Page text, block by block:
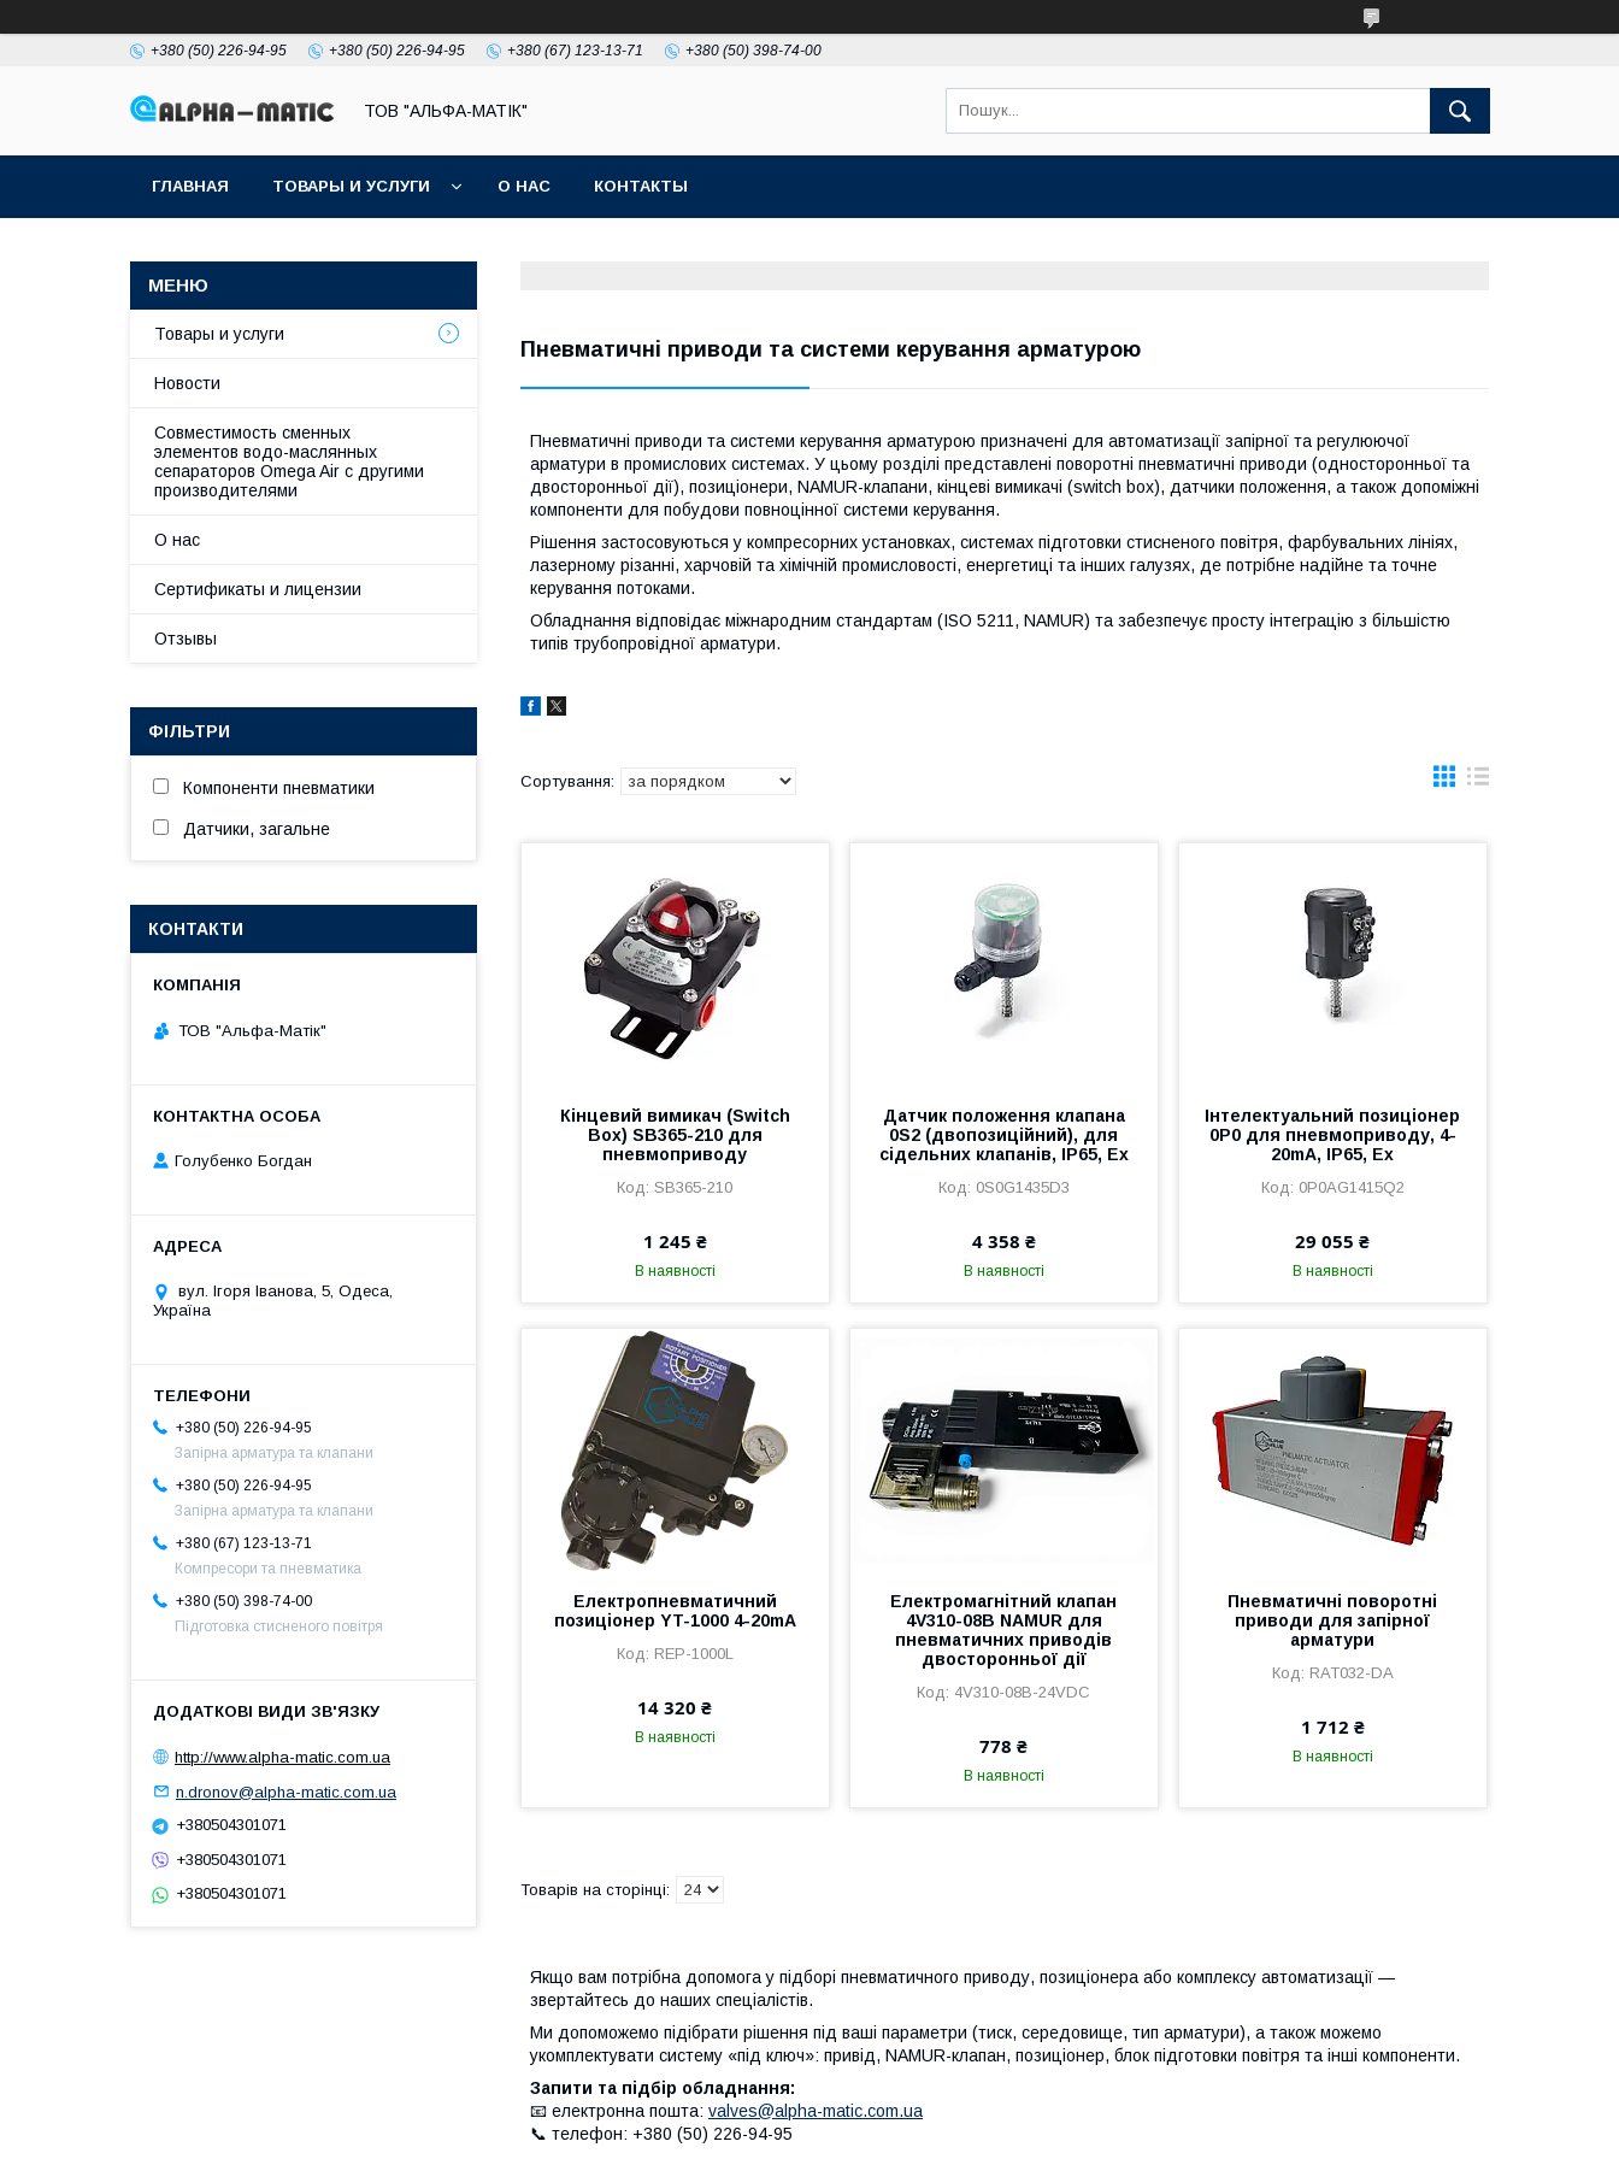
+380 (50) 226-94-95 +380 (50) 226-94-95 +380 (67) 123-13-71 +380 (50) 398-74-00
ТОВ "АЛЬФА-МАТІК"
ГЛАВНАЯ ТОВАРЫ И УСЛУГИ О НАС КОНТАКТЫ
Пневматичні приводи та системи керування арматурою
Пневматичні приводи та системи керування арматурою призначені для автоматизації запірної та регулюючої
арматури в промислових системах. У цьому розділі представлені поворотні пневматичні приводи (односторонньої та
двосторонньої дії), позиціонери, NAMUR-клапани, кінцеві вимикачі (switch box), датчики положення, а також допоміжні
компоненти для побудови повноцінної системи керування.
Рішення застосовуються у компресорних установках, системах підготовки стисненого повітря, фарбувальних лініях,
лазерному різанні, харчовій та хімічній промисловості, енергетиці та інших галузях, де потрібне надійне та точне
керування потоками.
Обладнання відповідає міжнародним стандартам (ISO 5211, NAMUR) та забезпечує просту інтеграцію з більшістю
типів трубопровідної арматури.
Кінцевий вимикач (Switch
Box) SB365-210 для
пневмоприводу
SB365-210
1 245 ₴
В наявності
Датчик положення клапана
0S2 (двопозиційний), для
сідельних клапанів, IP65, Ex
0S0G1435D3
4 358 ₴
В наявності
Інтелектуальний позиціонер
0P0 для пневмоприводу, 4-
20mA, IP65, Ex
0P0AG1415Q2
29 055 ₴
В наявності
Електропневматичний
позиціонер YT-1000 4-20mA
REP-1000L
14 320 ₴
В наявності
Електромагнітний клапан
4V310-08B NAMUR для
пневматичних приводів
двосторонньої дії
4V310-08B-24VDC
778 ₴
В наявності
Пневматичні поворотні
приводи для запірної
арматури
RAT032-DA
1 712 ₴
В наявності
Якщо вам потрібна допомога у підборі пневматичного приводу, позиціонера або комплексу автоматизації —
звертайтесь до наших спеціалістів.
Ми допоможемо підібрати рішення під ваші параметри (тиск, середовище, тип арматури), а також можемо
укомплектувати систему «під ключ»: привід, NAMUR-клапан, позиціонер, блок підготовки повітря та інші компоненти.
Запити та підбір обладнання:
📧 електронна пошта: valves@alpha-matic.com.ua
📞 телефон: +380 (50) 226-94-95
Товары и услуги
Новости
Совместимость сменных
элементов водо-маслянных
сепараторов Omega Air с другими
производителями
О нас
Сертификаты и лицензии
Отзывы
ФІЛЬТРИ
Компоненти пневматики
Датчики, загальне
КОНТАКТИ
ТОВ "Альфа-Матік"
Голубенко Богдан
вул. Ігоря Іванова, 5, Одеса,
Україна
+380 (50) 226-94-95
Запірна арматура та клапани
+380 (50) 226-94-95
Запірна арматура та клапани
+380 (67) 123-13-71
Компресори та пневматика
+380 (50) 398-74-00
Підготовка стисненого повітря
http://www.alpha-matic.com.ua
n.dronov@alpha-matic.com.ua
+380504301071
+380504301071
+380504301071